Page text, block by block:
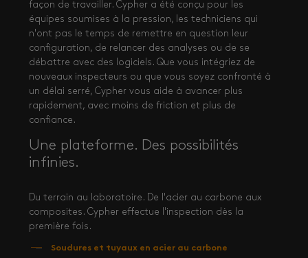
façon de travailler. Cypher a été conçu pour les
équipes soumises à la pression, les techniciens qui
n'ont pas le temps de remettre en question leur
configuration, de relancer des analyses ou de se
débattre avec des logiciels. Que vous intégriez de
nouveaux inspecteurs ou que vous soyez confronté à
un délai serré, Cypher vous aide à avancer plus
rapidement, avec moins de friction et plus de
confiance.
Une plateforme. Des possibilités
infinies.
Du terrain au laboratoire. De l'acier au carbone aux
composites. Cypher effectue l'inspection dès la
première fois.
Soudures et tuyaux en acier au carbone